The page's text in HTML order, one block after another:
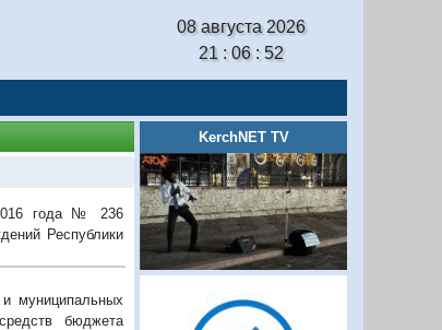
08 августа 2026
21 : 06 : 53
года № 236
Республики
муниципальных
бюджета
KerchNET TV